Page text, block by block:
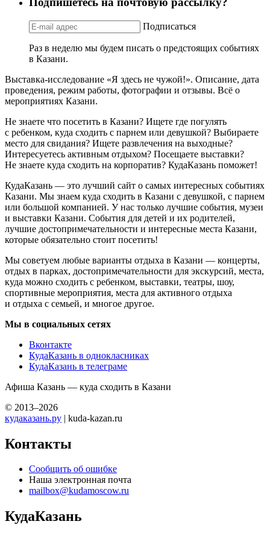
Подписаться
Раз в неделю мы будем писать о предстоящих событиях
в Казани.
Выставка-исследование «Я здесь не чужой!». Описание, дата
проведения, режим работы, фотографии и отзывы. Всё о
мероприятиях Казани.
Не знаете что посетить в Казани? Ищете где погулять
с ребенком, куда сходить с парнем или девушкой? Выбираете
место для свидания? Ищете развлечения на выходные?
Интересуетесь активным отдыхом? Посещаете выставки?
Не знаете куда сходить на корпоратив? КудаКазань поможет!
КудаКазань — это лучший сайт о самых интересных событиях
Казани. Мы знаем куда сходить в Казани с девушкой, с парнем
или большой компанией. У нас только лучшие события, музеи
и выставки Казани. События для детей и их родителей,
лучшие достопримечательности и интересные места Казани,
которые обязательно стоит посетить!
Мы советуем любые варианты отдыха в Казани — концерты,
отдых в парках, достопримечательности для экскурсий, места,
куда можно сходить с ребенком, выставки, театры, шоу,
спортивные мероприятия, места для активного отдыха
и отдыха с семьей, и многое другое.
Мы в социальных сетях
Вконтакте
КудаКазань в однокласниках
КудаКазань в телеграме
Афиша Казань — куда сходить в Казани
© 2013–2026
кудаказань.ру | kuda-kazan.ru
Контакты
Сообщить об ошибке
Наша электронная почта
mailbox@kudamoscow.ru
КудаКазань